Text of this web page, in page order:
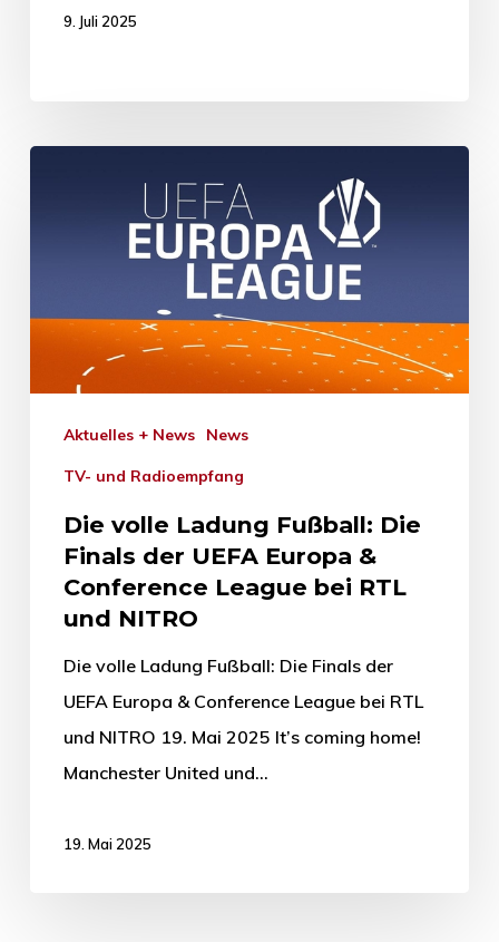
9. Juli 2025
Aktuelles + News News
TV- und Radioempfang
Die volle Ladung Fußball: Die
Finals der UEFA Europa &
Conference League bei RTL
und NITRO
Die volle Ladung Fußball: Die Finals der
UEFA Europa & Conference League bei RTL
und NITRO 19. Mai 2025 It’s coming home!
Manchester United und…
19. Mai 2025